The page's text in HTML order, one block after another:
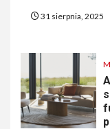
31 sierpnia, 2025